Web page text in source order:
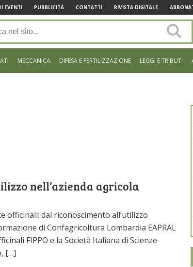
EVENTI PUBBLICITÀ CONTATTI RIVISTA DIGITALE
MECCANICA DIFESA E FERTILIZZAZIONE LEGGI E TRIBUTI
nell’azienda agricola
officinali: dal riconoscimento all’utilizzo
di Confagricoltura Lombardia EAPRAL
FIPPO e la Società Italiana di Scienze
[…]